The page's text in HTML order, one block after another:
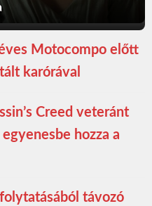
Motocompo előtt
karórával
Creed veteránt
hozza a
távozó